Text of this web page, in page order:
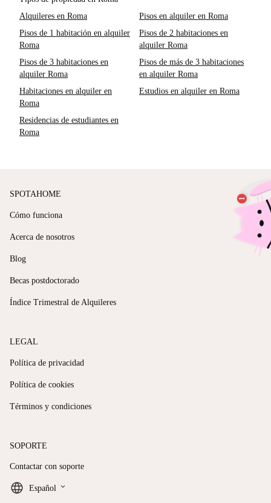
Alquileres en Roma
Pisos en alquiler en Roma
Pisos de 1 habitación en alquiler
Roma
Pisos de 2 habitaciones en
alquiler Roma
Pisos de 3 habitaciones en
alquiler Roma
Pisos de más de 3 habitaciones
en alquiler Roma
Habitaciones en alquiler en
Roma
Estudios en alquiler en Roma
Residencias de estudiantes en
Roma
SPOTAHOME
Cómo funciona
Acerca de nosotros
Blog
Becas postdoctorado
Índice Trimestral de Alquileres
LEGAL
Política de privacidad
Política de cookies
Términos y condiciones
SOPORTE
Contactar con soporte
Español keyboard_arrow_down